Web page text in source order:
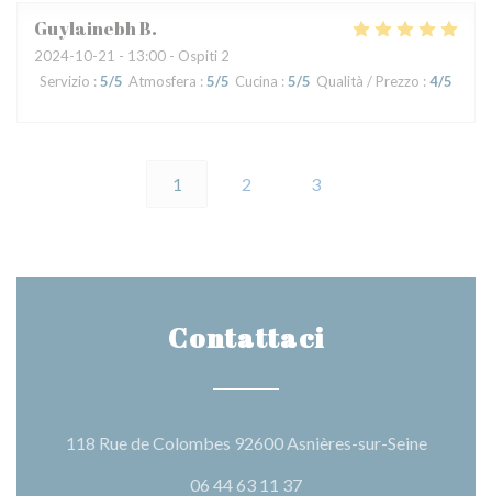
GuylainebhB
2024-10-21 - 13:00 - Ospiti 2
Servizio : 5/5 Atmosfera : 5/5 Cucina : 5/5 Qualità / Prezzo : 4/5
1 2 3
Contattaci
118 Rue de Colombes 92600 Asnières-sur-Seine((apre
06 44 63 11 37